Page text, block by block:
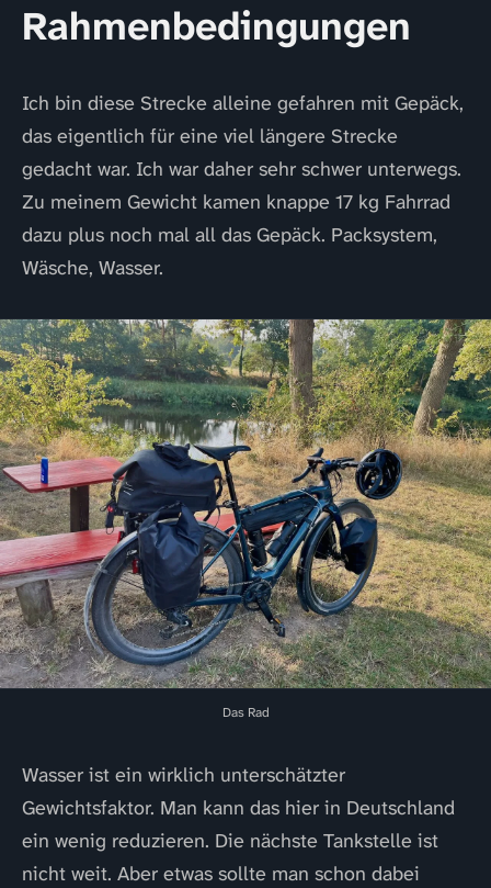
Rahmenbedingungen
Ich bin diese Strecke alleine gefahren mit Gepäck,
das eigentlich für eine viel längere Strecke
gedacht war. Ich war daher sehr schwer unterwegs.
Zu meinem Gewicht kamen knappe 17 kg Fahrrad
dazu plus noch mal all das Gepäck. Packsystem,
Wäsche, Wasser.
Das Rad
Wasser ist ein wirklich unterschätzter
Gewichtsfaktor. Man kann das hier in Deutschland
ein wenig reduzieren. Die nächste Tankstelle ist
nicht weit. Aber etwas sollte man schon dabei